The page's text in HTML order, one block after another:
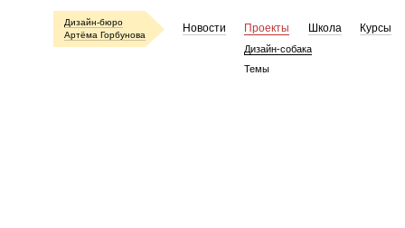
Дизайн-бюро
Артёма Горбунова
Новости Проекты
Дизайн-собака
Темы
Школа Курсы